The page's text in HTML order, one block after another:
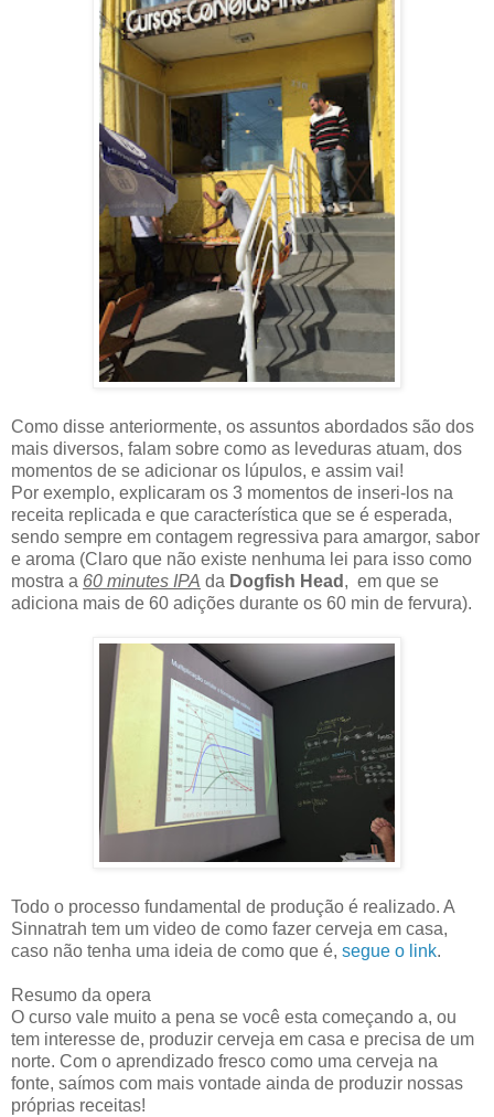
Como disse anteriormente, os assuntos abordados são dos
mais diversos, falam sobre como as leveduras atuam, dos
momentos de se adicionar os lúpulos, e assim vai!
Por exemplo, explicaram os 3 momentos de inseri-los na
receita replicada e que característica que se é esperada,
sendo sempre em contagem regressiva para amargor, sabor
e aroma (Claro que não existe nenhuma lei para isso como
mostra a 60 minutes IPA da Dogfish Head , em que se
adiciona mais de 60 adições durante os 60 min de fervura).
Todo o processo fundamental de produção é realizado. A
Sinnatrah tem um video de como fazer cerveja em casa,
caso não tenha uma ideia de como que é, segue o link.
Resumo da opera
O curso vale muito a pena se você esta começando a, ou
tem interesse de, produzir cerveja em casa e precisa de um
norte. Com o aprendizado fresco como uma cerveja na
fonte, saímos com mais vontade ainda de produzir nossas
próprias receitas!